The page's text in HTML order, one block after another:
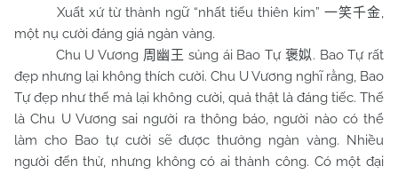
Xuất xứ từ thành ngữ “nhất tiếu thiên kim” 一笑千金,
một nụ cười đáng giá ngàn vàng.
Chu U Vương 周幽王 sủng ái Bao Tự 褒姒. Bao Tự rất
đẹp nhưng lại không thích cười. Chu U Vương nghĩ rằng, Bao
Tự đẹp như thế mà lại không cười, quả thật là đáng tiếc. Thế
là Chu U Vương sai người ra thông báo, người nào có thể
làm cho Bao tự cười sẽ được thưởng ngàn vàng. Nhiều
người đến thử, nhưng không có ai thành công. Có một đại